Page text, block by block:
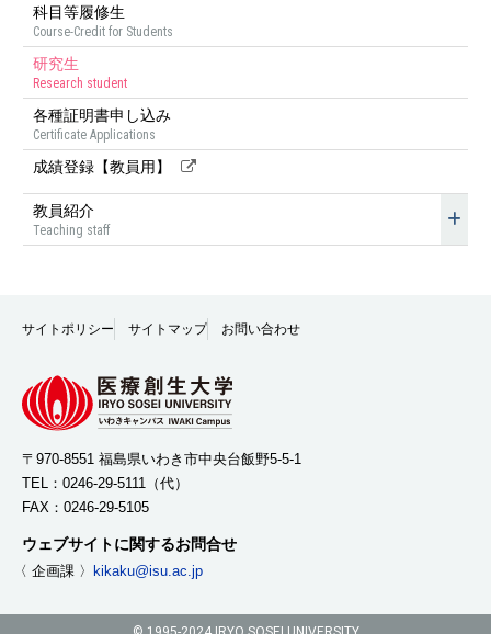
科目等履修生
Course-Credit for Students
研究生
Research student
各種証明書申し込み
Certificate Applications
成績登録【教員用】
教員紹介
Teaching staff
サイトポリシー サイトマップ お問い合わせ
〒970-8551 福島県いわき市中央台飯野5-5-1
TEL： 0246-29-5111 （代）
FAX：0246-29-5105
ウェブサイトに関するお問合せ
〈 企画課 〉 kikaku@isu.ac.jp